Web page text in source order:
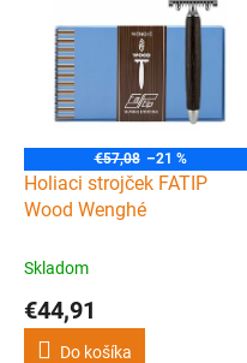
titánové planžety a 80 minút
bezdrôtovej prevádzky.
€57,08 –21 %
Holiaci strojček FATIP
Wood Wenghé
Skladom
€44,91
Do košíka